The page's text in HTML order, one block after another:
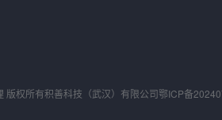
发布于： 2026年08月05日
版权所有积善科技（武汉）有限公司鄂ICP备